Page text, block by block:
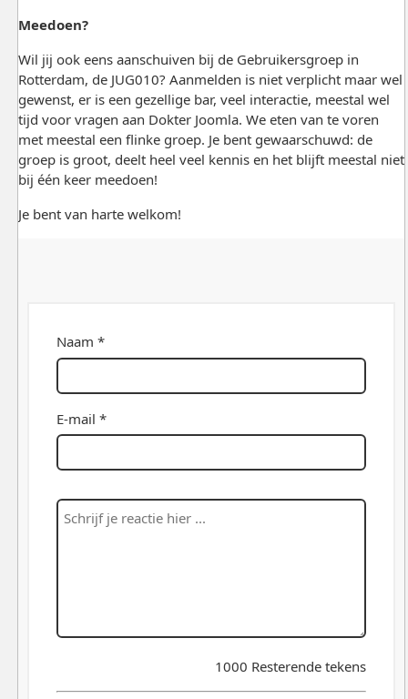
Meedoen?
Wil jij ook eens aanschuiven bij de Gebruikersgroep in
Rotterdam, de JUG010? Aanmelden is niet verplicht maar wel
gewenst, er is een gezellige bar, veel interactie, meestal wel
tijd voor vragen aan Dokter Joomla. We eten van te voren
met meestal een flinke groep. Je bent gewaarschuwd: de
groep is groot, deelt heel veel kennis en het blijft meestal niet
bij één keer meedoen!
Je bent van harte welkom!
Naam *
E-mail *
1000 Resterende tekens